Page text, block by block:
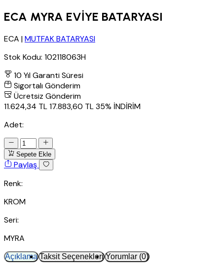
ECA MYRA EVİYE BATARYASI
ECA |MUTFAK BATARYASI
Stok Kodu: 102118063H
10 Yıl Garanti Süresi
Sigortalı Gönderim
Ücretsiz Gönderim
11.624,34 TL17.883,60 TL35% İNDİRİM
Adet:
Sepete Ekle
Paylaş
Renk:
KROM
Seri:
MYRA
Açıklama Taksit Seçenekleri Yorumlar (0)